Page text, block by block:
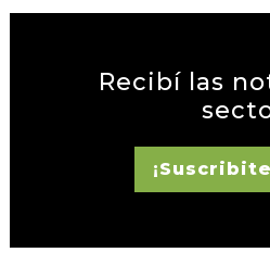
Recibí las